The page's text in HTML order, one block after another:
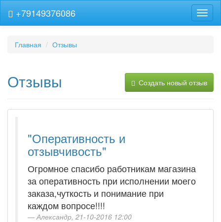
+79149376086
Главная Отзывы
Отзывы Создать новый отзыв
"Оперативность и
отзывчивость"
Огромное спасибо работникам магазина
за оперативность при исполнении моего
заказа,чуткость и понимание при
каждом вопросе!!!!
Александр, 21-10-2016 12:00